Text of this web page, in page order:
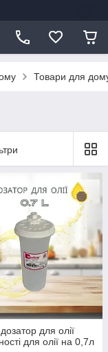
Товари для
для олії
для олії на 0,7л